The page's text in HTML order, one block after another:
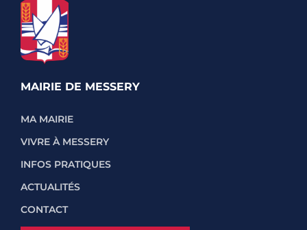
MAIRIE DE MESSERY
MA MAIRIE
VIVRE À MESSERY
INFOS PRATIQUES
ACTUALITÉS
CONTACT